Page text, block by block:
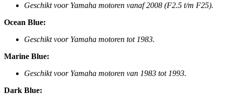
Geschikt voor Yamaha motoren vanaf 2008 (F2.5 t/m F25).
Ocean Blue:
Geschikt voor Yamaha motoren tot 1983.
Marine Blue:
Geschikt voor Yamaha motoren van 1983 tot 1993.
Dark Blue: